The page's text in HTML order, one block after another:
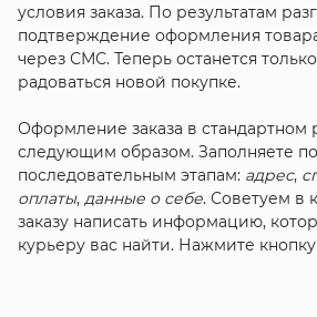
условия заказа. По результатам
подтверждение оформления
через СМС. Теперь останется
радоваться новой покупке.
Оформление заказа в
следующим образом. Заполняете
последовательным этапам: адрес,
оплаты, данные о себе. Советуем в
заказу написать информацию,
курьеру вас найти. Нажмите кнопку